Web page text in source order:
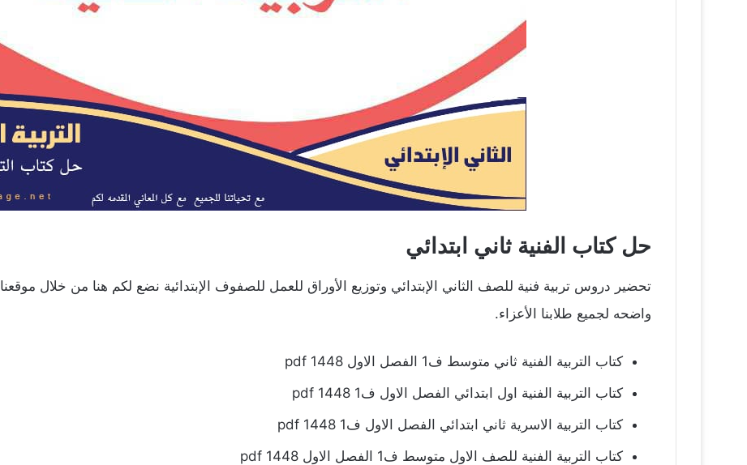
حل كتاب الفنية ثاني ابتدائي
تحضير دروس تربية فنية للصف الثاني الإبتدائي وتوزيع الأوراق للعمل للصفوف الإبتدائية نضع لكم هنا من خلال موقعنا
واضحه لجميع طلابنا الأعزاء.
كتاب التربية الفنية ثاني متوسط ف1 الفصل الاول 1448 pdf
كتاب التربية الفنية اول ابتدائي الفصل الاول ف1 pdf 1448
كتاب التربية الاسرية ثاني ابتدائي الفصل الاول ف1 1448 pdf
كتاب التربية الفنية للصف الاول متوسط ف1 الفصل الاول 1448 pdf